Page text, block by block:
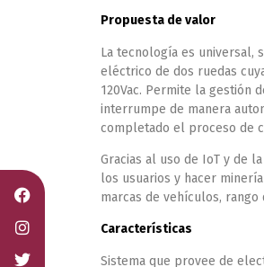
Propuesta de valor
La tecnología es universal,
eléctrico de dos ruedas
120Vac. Permite la gestión
interrumpe de manera
completado el proceso de
Gracias al uso de IoT y de
los usuarios y hacer
marcas de vehículos, rango
Características
Sistema que provee de